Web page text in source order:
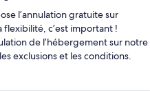
l’annulation gratuite sur
flexibilité, c’est important !
de l’hébergement sur notre
exclusions et les conditions.